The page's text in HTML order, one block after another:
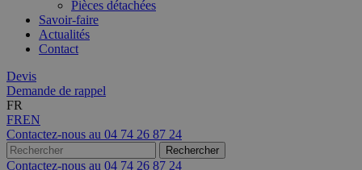
Pièces détachées
Savoir-faire
Actualités
Contact
Devis
Demande de rappel
FR
FREN
Contactez-nous au 04 74 26 87 24
Contactez-nous au 04 74 26 87 24